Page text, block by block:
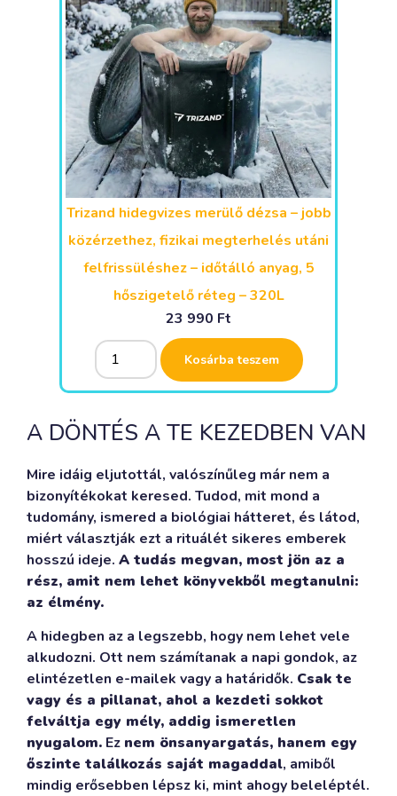
Trizand hidegvizes merülő dézsa – jobb
közérzethez, fizikai megterhelés utáni
felfrissüléshez – időtálló anyag, 5
hőszigetelő réteg – 320L
23 990 Ft
Kosárba teszem
Alternative:
A DÖNTÉS A TE KEZEDBEN VAN
Mire idáig eljutottál, valószínűleg már nem a
bizonyítékokat keresed. Tudod, mit mond a
tudomány, ismered a biológiai hátteret, és látod,
miért választják ezt a rituálét sikeres emberek
hosszú ideje. A tudás megvan, most jön az a
rész, amit nem lehet könyvekből megtanulni:
az élmény.
A hidegben az a legszebb, hogy nem lehet vele
alkudozni. Ott nem számítanak a napi gondok, az
elintézetlen e-mailek vagy a határidők. Csak te
vagy és a pillanat, ahol a kezdeti sokkot
felváltja egy mély, addig ismeretlen
nyugalom. Ez nem önsanyargatás, hanem egy
őszinte találkozás saját magaddal, amiből
mindig erősebben lépsz ki, mint ahogy beleléptél.